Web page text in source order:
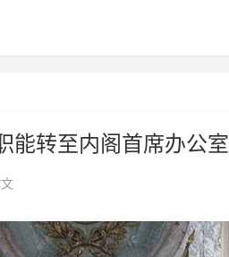
能转至内阁首席办公室